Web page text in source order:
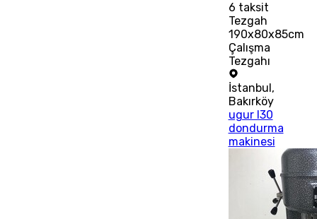
6 taksit
Tezgah
190x80x85cm
Çalışma
Tezgahı
İstanbul ,
Bakırköy
ugur l30
dondurma
makinesi